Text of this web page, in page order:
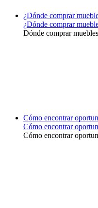
¿Dónde comprar
¿Dónde comprar
Dónde comprar
Cómo encontrar
Cómo encontrar
Cómo encontrar